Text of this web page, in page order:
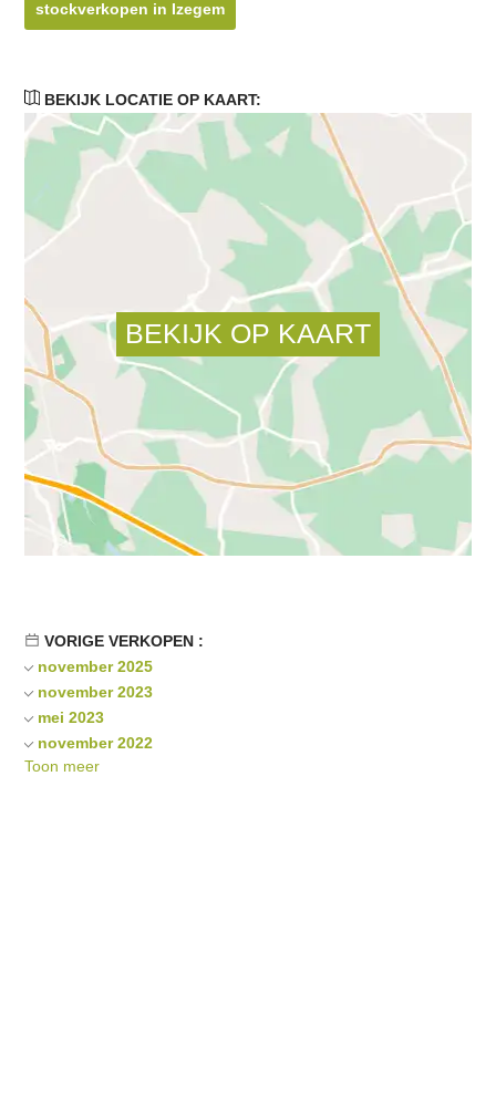
stockverkopen in Izegem
BEKIJK LOCATIE OP KAART:
VORIGE VERKOPEN :
november 2025
november 2023
mei 2023
november 2022
mei 2022
Toon meer